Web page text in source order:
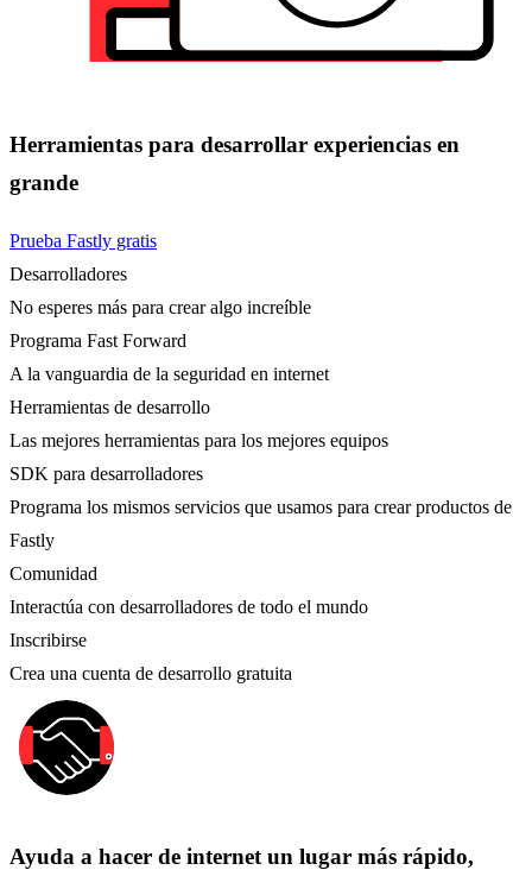
Herramientas para desarrollar experiencias en
grande
Prueba Fastly gratis
Desarrolladores
No esperes más para crear algo increíble
Programa Fast Forward
A la vanguardia de la seguridad en internet
Herramientas de desarrollo
Las mejores herramientas para los mejores equipos
SDK para desarrolladores
Programa los mismos servicios que usamos para crear productos de
Fastly
Comunidad
Interactúa con desarrolladores de todo el mundo
Inscribirse
Crea una cuenta de desarrollo gratuita
Ayuda a hacer de internet un lugar más rápido,